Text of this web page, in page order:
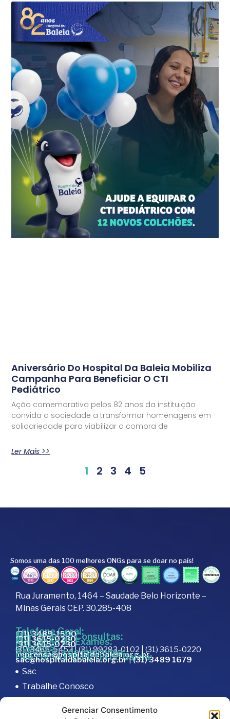
Gerenciar Consentimento
Aniversário Do Hospital Da Baleia Mobiliza
Campanha Para Beneficiar O CTI
Pediátrico
Ação comemorativa pelos 82 anos da instituição
convida a sociedade a transformar homenagens em
solidariedade para viabilizar a compra de
Ler Mais >>
1 2 3 4 5
Somos uma das 100 melhores ONGs para se doar no país!
Rua Juramento, 1464 – Saudade Belo Horizonte –
Minas Gerais CEP. 30.285-408
Telefone Geral:
(31) 3489-1500
Marcação de Consultas:
(31) 3615-0230
Marcação de Exames:
(31) 3615-0230
Doações:
(31) 3465-5453 | (31) 99283-0102 | (31) 3615-0220
Assessoria de Imprensa:
imprensa@hospitaldabaleia.org.br
Fale com a Ouvidoria do Baleia:
sac@hospitaldabaleia.org.br|(31) 3489 1679
Sac
Trabalhe Conosco